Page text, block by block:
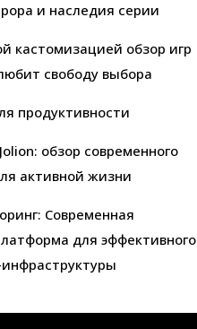
и наследия серии
кастомизацией обзор игр
свободу выбора
продуктивности
обзор современного
активной жизни
Современная
для эффективного
инфраструктуры